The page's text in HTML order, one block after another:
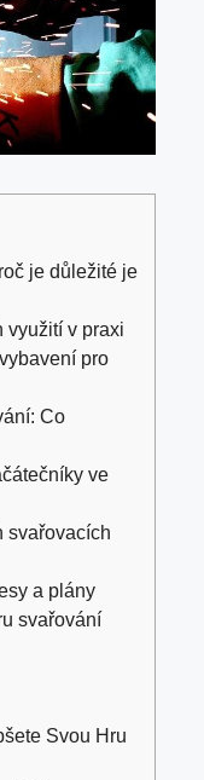
je důležité ‌je
využití v praxi
pro
Co
ve
svařovacích
a plány
⁣svařování
Svou Hru